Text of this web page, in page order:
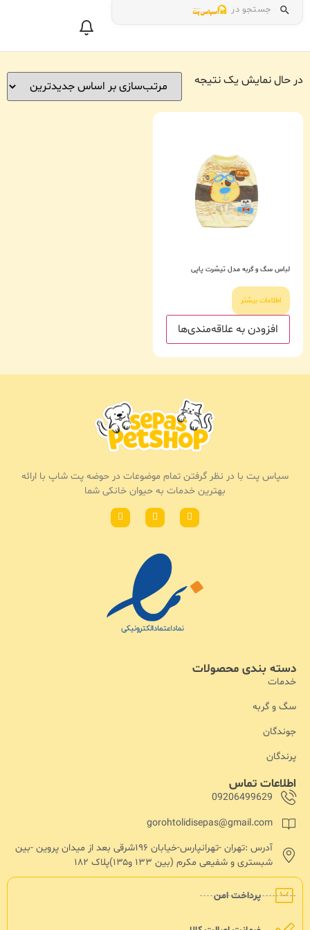
جستجو در
در حال نمایش یک نتیجه
لباس سگ و گربه مدل تیشرت پاپی
اطلاعات بیشتر
افزودن به علاقه‌مندی‌ها
پرداخت امن
اطلاعات تماس
09206499629
gorohtolidisepas@gmail.com
آدرس :تهران -تهرانپارس-خیابان ۱۹۶شرقی بعد از میدان پروین -بین
شبستری و شفیعی مکرم (بین ۱۳۳ و۱۳۵)پلاک ۱۸۲
دسته بندی محصولات
خدمات
سگ و گربه
جوندگان
پرندگان
سپاس پت با در نظر گرفتن تمام موضوعات در حوضه پت شاپ با ارائه
بهترین خدمات به حیوان خانکی شما